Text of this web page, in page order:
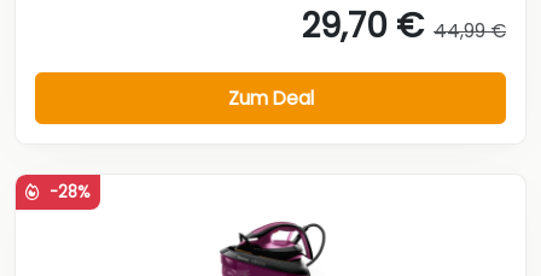
29,70 € 44,99 €
Zum Deal
-28%